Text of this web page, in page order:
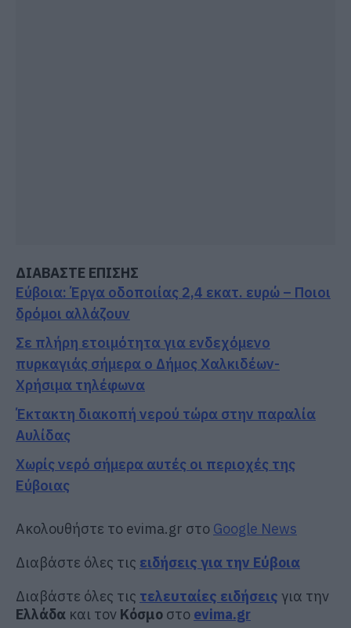
ΔΙΑΒΑΣΤΕ ΕΠΙΣΗΣ
Εύβοια: Έργα οδοποιίας 2,4 εκατ. ευρώ – Ποιοι
δρόμοι αλλάζουν
Σε πλήρη ετοιμότητα για ενδεχόμενο
πυρκαγιάς σήμερα ο Δήμος Χαλκιδέων-
Χρήσιμα τηλέφωνα
Έκτακτη διακοπή νερού τώρα στην παραλία
Αυλίδας
Χωρίς νερό σήμερα αυτές οι περιοχές της
Εύβοιας
Ακολουθήστε το evima.gr στο Google News
Διαβάστε όλες τις ειδήσεις για την Εύβοια
Διαβάστε όλες τις τελευταίες ειδήσεις για την
Ελλάδα και τον Κόσμο στο evima.gr